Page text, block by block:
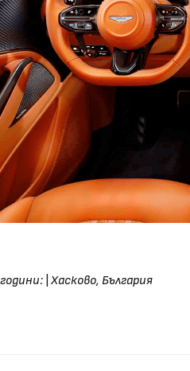
години: |Хасково, България